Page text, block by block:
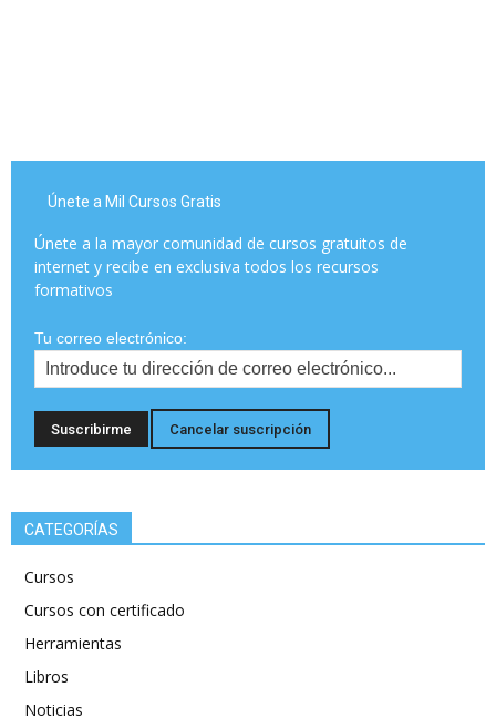
Únete a Mil Cursos Gratis
Únete a la mayor comunidad de cursos gratuitos de
internet y recibe en exclusiva todos los recursos
formativos
Tu correo electrónico:
CATEGORÍAS
Cursos
Cursos con certificado
Herramientas
Libros
Noticias